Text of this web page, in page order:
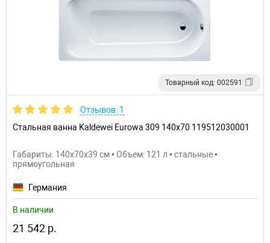
Товарный код: 002591
Отзывов: 1
Стальная ванна Kaldewei Eurowa 309 140x70 119512030001
Габариты: 140x70x39 см • Объем: 121 л • стальные •
прямоугольная
Германия
В наличии
21 542 р.